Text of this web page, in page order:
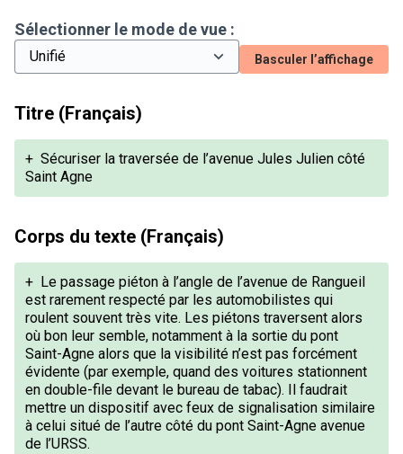
Sélectionner le mode de vue :
Basculer l’affichage
Titre (Français)
+ Sécuriser la traversée de l’avenue Jules Julien côté
Saint Agne
Corps du texte (Français)
+ Le passage piéton à l’angle de l’avenue de Rangueil
est rarement respecté par les automobilistes qui
roulent souvent très vite. Les piétons traversent alors
où bon leur semble, notamment à la sortie du pont
Saint-Agne alors que la visibilité n’est pas forcément
évidente (par exemple, quand des voitures stationnent
en double-file devant le bureau de tabac). Il faudrait
mettre un dispositif avec feux de signalisation similaire
à celui situé de l’autre côté du pont Saint-Agne avenue
de l’URSS.